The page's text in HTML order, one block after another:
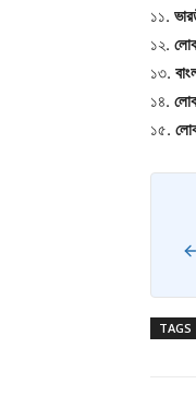
১১.
১২.
১৩.
১৪.
১৫.
TAGS